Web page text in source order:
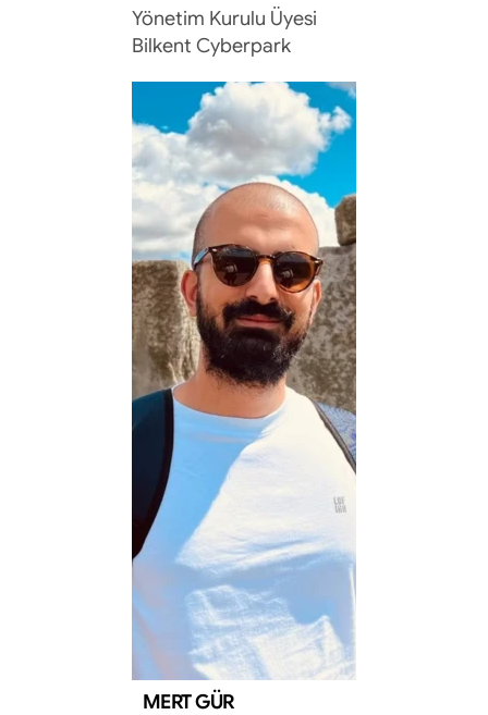
Yönetim Kurulu Üyesi
Bilkent Cyberpark
MERT GÜR